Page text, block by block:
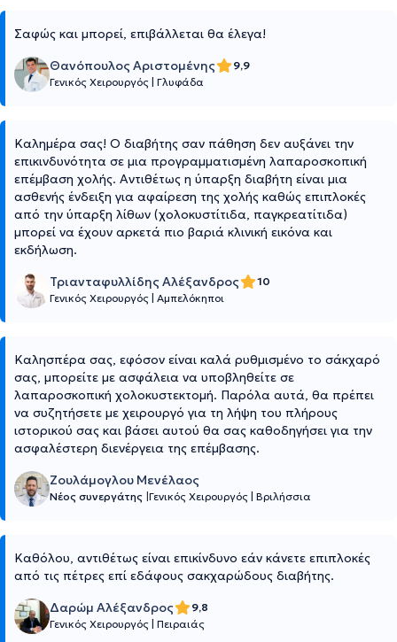
Σαφώς και μπορεί, επιβάλλεται θα έλεγα!
Θανόπουλος Αριστομένης
9,9
Γενικός Χειρουργός Γλυφάδα
Καλημέρα σας! Ο διαβήτης σαν πάθηση δεν αυξάνει την
επικινδυνότητα σε μια προγραμματισμένη λαπαροσκοπική
επέμβαση χολής. Αντιθέτως η ύπαρξη διαβήτη είναι μια
ασθενής ένδειξη για αφαίρεση της χολής καθώς επιπλοκές
από την ύπαρξη λίθων (χολοκυστίτιδα, παγκρεατίτιδα)
μπορεί να έχουν αρκετά πιο βαριά κλινική εικόνα και
εκδήλωση.
Τριανταφυλλίδης Αλέξανδρος
10
Γενικός Χειρουργός Αμπελόκηποι
Καλησπέρα σας, εφόσον είναι καλά ρυθμισμένο το σάκχαρό
σας, μπορείτε με ασφάλεια να υποβληθείτε σε
λαπαροσκοπική χολοκυστεκτομή. Παρόλα αυτά, θα πρέπει
να συζητήσετε με χειρουργό για τη λήψη του πλήρους
ιστορικού σας και βάσει αυτού θα σας καθοδηγήσει για την
ασφαλέστερη διενέργεια της επέμβασης.
Ζουλάμογλου Μενέλαος
Νέος συνεργάτης Γενικός Χειρουργός Βριλήσσια
Καθόλου, αντιθέτως είναι επικίνδυνο εάν κάνετε επιπλοκές
από τις πέτρες επί εδάφους σακχαρώδους διαβήτης.
Δαρώμ Αλέξανδρος
9,8
Γενικός Χειρουργός Πειραιάς